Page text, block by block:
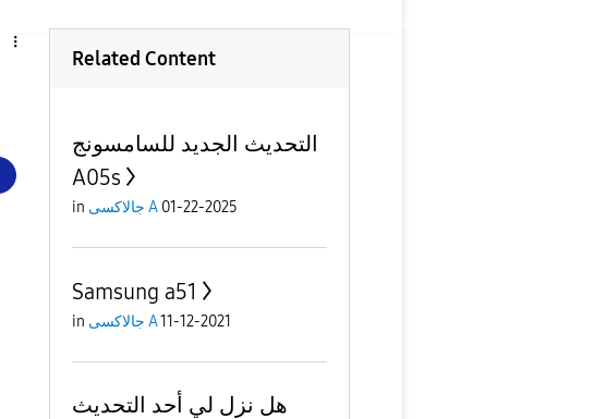
Related Content
التحديث الجديد للسامسونج
A05s
in جالاكسى A 01-22-2025
Samsung a51
in جالاكسى A11-12-2021
هل نزل لي أحد التحديث